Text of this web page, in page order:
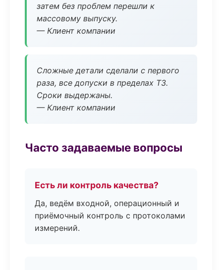
затем без проблем перешли к
массовому выпуску.
— Клиент компании
Сложные детали сделали с первого
раза, все допуски в пределах ТЗ.
Сроки выдержаны.
— Клиент компании
Часто задаваемые вопросы
Есть ли контроль качества?
Да, ведём входной, операционный и
приёмочный контроль с протоколами
измерений.